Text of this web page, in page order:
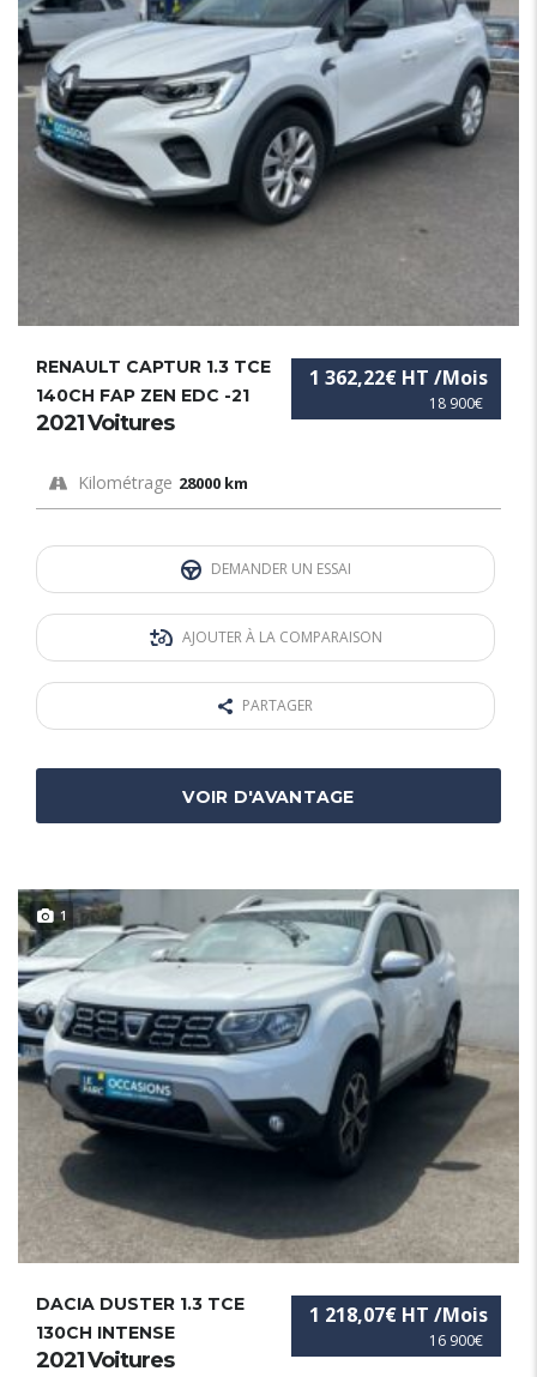
18 900€
1 362,22€ HT /Mois
RENAULT CAPTUR 1.3 TCE
140CH FAP ZEN EDC -21
2021 Voitures
Kilométrage 28000 km
DEMANDER UN ESSAI
AJOUTER À LA COMPARAISON
PARTAGER
VOIR D'AVANTAGE
1
16 900€
1 218,07€ HT /Mois
DACIA DUSTER 1.3 TCE
130CH INTENSE
2021 Voitures